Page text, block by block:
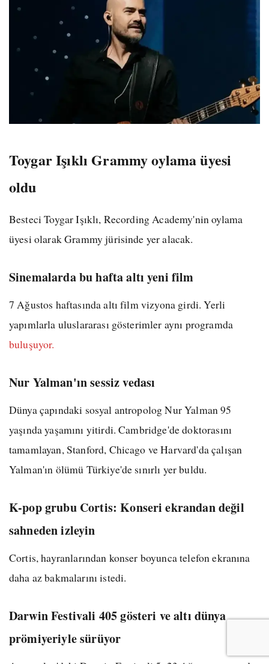
Toygar Işıklı Grammy oylama üyesi
oldu
Besteci Toygar Işıklı, Recording Academy'nin oylama
üyesi olarak Grammy jürisinde yer alacak.
Sinemalarda bu hafta altı yeni film
7 Ağustos haftasında altı film vizyona girdi. Yerli
yapımlarla uluslararası gösterimler aynı programda
buluşuyor.
Nur Yalman'ın sessiz vedası
Dünya çapındaki sosyal antropolog Nur Yalman 95
yaşında yaşamını yitirdi. Cambridge'de doktorasını
tamamlayan, Stanford, Chicago ve Harvard'da çalışan
Yalman'ın ölümü Türkiye'de sınırlı yer buldu.
K-pop grubu Cortis: Konseri ekrandan değil
sahneden izleyin
Cortis, hayranlarından konser boyunca telefon ekranına
daha az bakmalarını istedi.
Darwin Festivali 405 gösteri ve altı dünya
prömiyeriyle sürüyor